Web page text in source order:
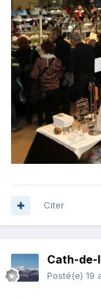
Citer
Cath-de-
Posté(e) 19